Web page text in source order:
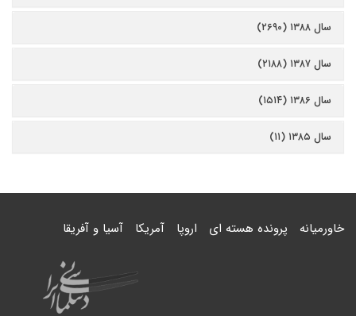
سال ۱۳۸۸ (۲۶۹۰)
سال ۱۳۸۷ (۲۱۸۸)
سال ۱۳۸۶ (۱۵۱۴)
سال ۱۳۸۵ (۱۱)
خاورمیانه پرونده هسته ای اروپا آمریکا آسیا و آفریقا